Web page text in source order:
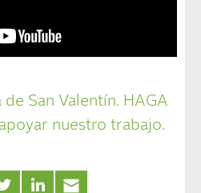
San Valentín. HAGA
nuestro trabajo.